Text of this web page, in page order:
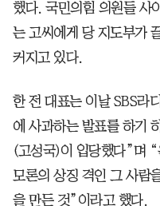
했다. 국민의힘 의원들 사
는 고씨에게 당 지도부가
커지고 있다.
한 전 대표는 이날 SBS라
에 사과하는 발표를 하기
(고성국)이 입당했다”며
모론의 상징 격인 그 사람
을 만든 것”이라고 했다.